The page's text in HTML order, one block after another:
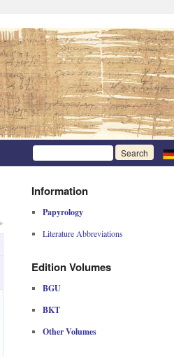
Information
Papyrology
Literature Abbreviations
Edition Volumes
BGU
BKT
Other Volumes